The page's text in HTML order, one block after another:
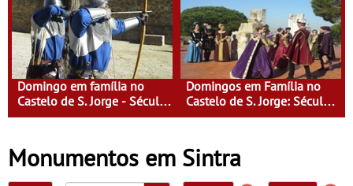
Domingo em família no
Castelo de S. Jorge - Século
XI - Lisboa Fora do Condado
Domingos em Família no
Castelo de S. Jorge: Século
XVI - Tempo de Mulheres -
Monumentos em Sintra